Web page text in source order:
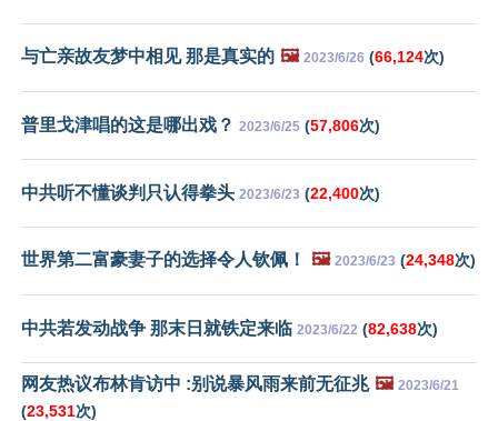
与亡亲故友梦中相见 那是真实的 🖼️ 2023/6/26 (66,124次)
普里戈津唱的这是哪出戏？ 2023/6/25 (57,806次)
中共听不懂谈判只认得拳头 2023/6/23 (22,400次)
世界第二富豪妻子的选择令人钦佩！ 🖼️ 2023/6/23 (24,348次)
中共若发动战争 那末日就铁定来临 2023/6/22 (82,638次)
网友热议布林肯访中 :别说暴风雨来前无征兆 🖼️ 2023/6/21
(23,531次)